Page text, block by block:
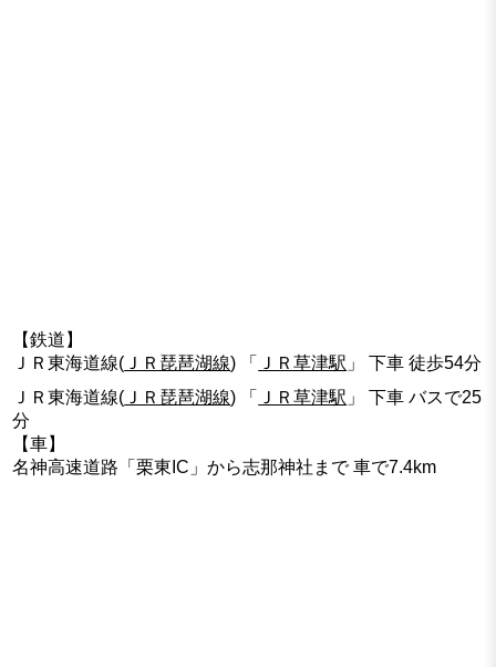
【鉄道】
ＪＲ東海道線( ＪＲ琵琶湖線) 「 ＪＲ草津駅 」 下車 徒歩54分
ＪＲ東海道線( ＪＲ琵琶湖線) 「 ＪＲ草津駅 」 下車 バスで25
分
【車】
名神高速道路「栗東IC」から志那神社まで 車で7.4km